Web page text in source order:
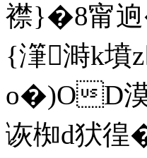
襟}�8甯逈
{潷溡k墳
o�)ОD
诙椥d犾徨